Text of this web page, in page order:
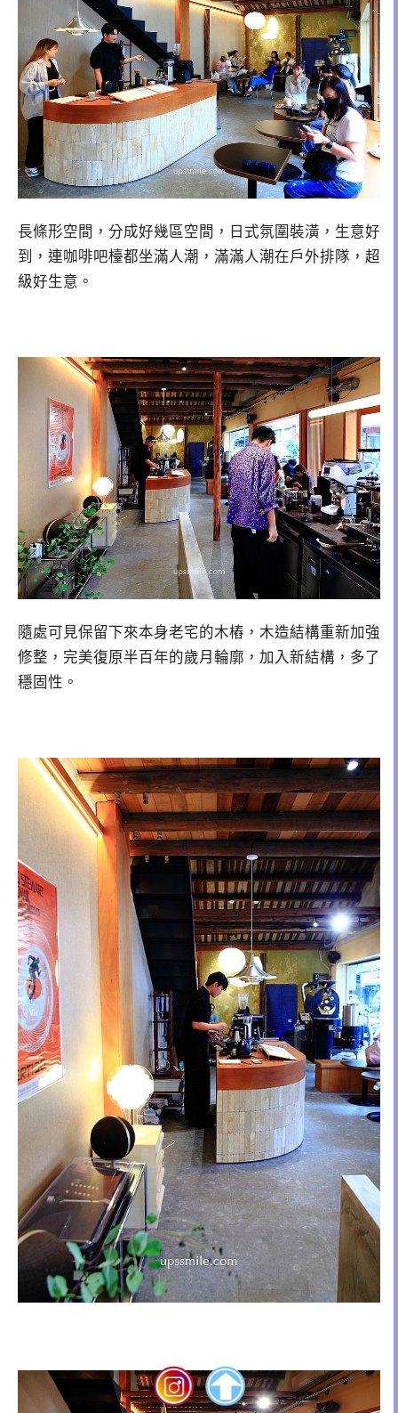
長條形空間，分成好幾區空間，日式氛圍裝潢，生意好
到，連咖啡吧檯都坐滿人潮，滿滿人潮在戶外排隊，超
級好生意。
隨處可見保留下來本身老宅的木樁，木造結構重新加強
修整，完美復原半百年的歲月輪廓，加入新結構，多了
穩固性。